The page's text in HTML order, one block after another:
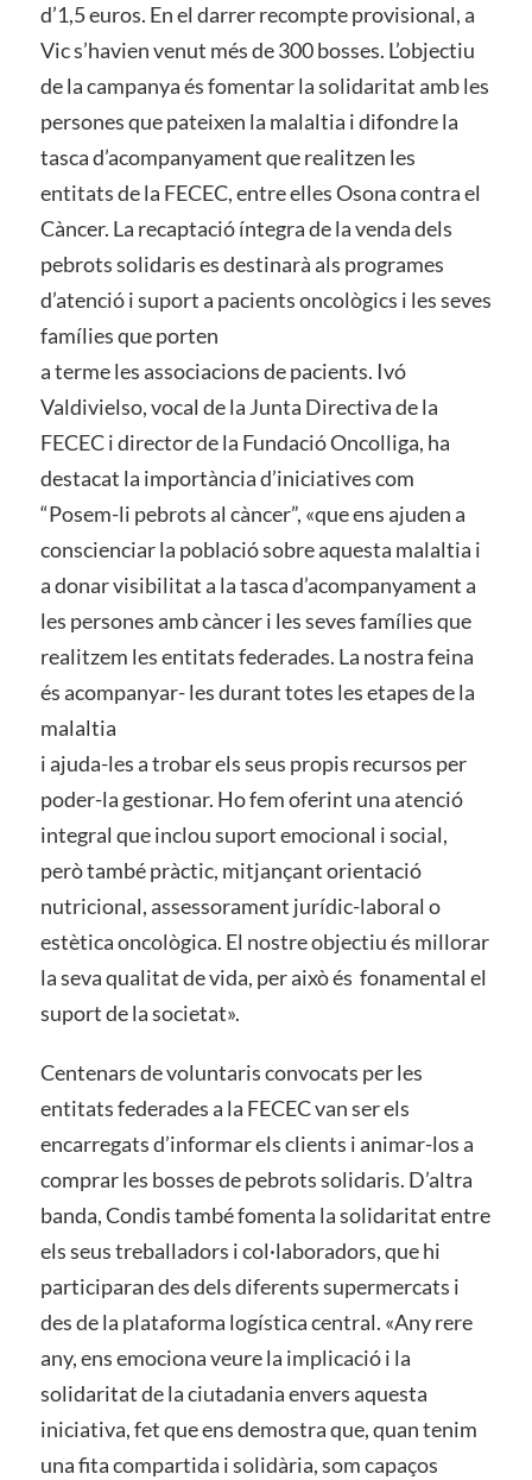
d’1,5 euros. En el darrer recompte provisional, a
Vic s’havien venut més de 300 bosses. L’objectiu
de la campanya és fomentar la solidaritat amb les
persones que pateixen la malaltia i difondre la
tasca d’acompanyament que realitzen les
entitats de la FECEC, entre elles Osona contra el
Càncer. La recaptació íntegra de la venda dels
pebrots solidaris es destinarà als programes
d’atenció i suport a pacients oncològics i les seves
famílies que porten
a terme les associacions de pacients. Ivó
Valdivielso, vocal de la Junta Directiva de la
FECEC i director de la Fundació Oncolliga, ha
destacat la importància d’iniciatives com
“Posem-li pebrots al càncer”, «que ens ajuden a
conscienciar la població sobre aquesta malaltia i
a donar visibilitat a la tasca d’acompanyament a
les persones amb càncer i les seves famílies que
realitzem les entitats federades. La nostra feina
és acompanyar- les durant totes les etapes de la
malaltia
i ajuda-les a trobar els seus propis recursos per
poder-la gestionar. Ho fem oferint una atenció
integral que inclou suport emocional i social,
però també pràctic, mitjançant orientació
nutricional, assessorament jurídic-laboral o
estètica oncològica. El nostre objectiu és millorar
la seva qualitat de vida, per això és fonamental el
suport de la societat».
Centenars de voluntaris convocats per les
entitats federades a la FECEC van ser els
encarregats d’informar els clients i animar-los a
comprar les bosses de pebrots solidaris. D’altra
banda, Condis també fomenta la solidaritat entre
els seus treballadors i col·laboradors, que hi
participaran des dels diferents supermercats i
des de la plataforma logística central. «Any rere
any, ens emociona veure la implicació i la
solidaritat de la ciutadania envers aquesta
iniciativa, fet que ens demostra que, quan tenim
una fita compartida i solidària, som capaços